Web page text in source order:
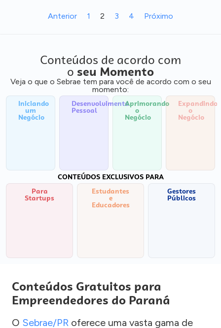
Anterior 1 2 3 4 Próximo
Conteúdos de acordo com
o seu Momento
Veja o que o Sebrae tem para você de acordo com o seu
momento:
Iniciando
um
Negócio
Desenvolvimento
Pessoal
Aprimorando
o
Negócio
Expandindo
o
Negócio
CONTEÚDOS EXCLUSIVOS PARA
Para
Startups
Estudantes
e
Educadores
Gestores
Públicos
Conteúdos Gratuitos para
Empreendedores do Paraná
O Sebrae/PR oferece uma vasta gama de